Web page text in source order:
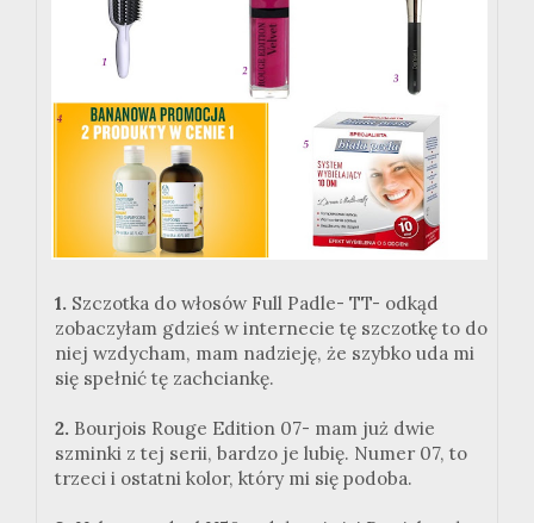
1. Szczotka do włosów Full Padle- TT- odkąd
zobaczyłam gdzieś w internecie tę szczotkę to do
niej wzdycham, mam nadzieję, że szybko uda mi
się spełnić tę zachciankę.
2. Bourjois Rouge Edition 07- mam już dwie
szminki z tej serii, bardzo je lubię. Numer 07, to
trzeci i ostatni kolor, który mi się podoba.